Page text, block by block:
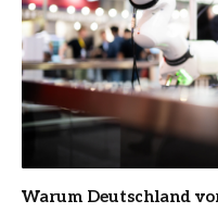
Warum Deutschland